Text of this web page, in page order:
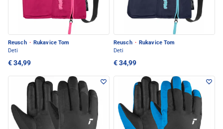
Reusch · Rukavice Tom
Deti
€ 34,99
Reusch · Rukavice Tom
Deti
€ 34,99